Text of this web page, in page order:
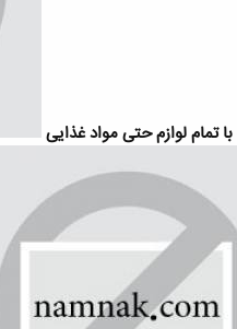
با تمام لوازم حتی مواد غذایی